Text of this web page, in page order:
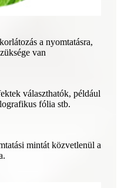
a nyomtatásra,
van
választhatók, például
fólia stb.
mintát közvetlenül a